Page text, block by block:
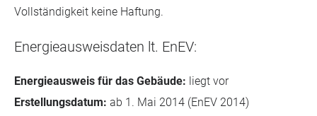
Vollständigkeit keine Haftung.
Energieausweisdaten lt. EnEV:
Energieausweis für das Gebäude: liegt vor
Erstellungsdatum: ab 1. Mai 2014 (EnEV 2014)